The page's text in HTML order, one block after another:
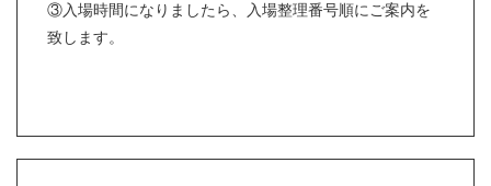
③入場時間になりましたら、入場整理番号順にご案内を
致します。